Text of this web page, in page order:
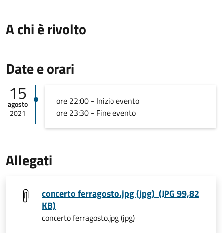
A chi è rivolto
Date e orari
15
agosto
2021
ore 22:00 - Inizio evento
ore 23:30 - Fine evento
Allegati
concerto ferragosto.jpg (jpg) (JPG 99,82
KB)
concerto ferragosto.jpg (jpg)